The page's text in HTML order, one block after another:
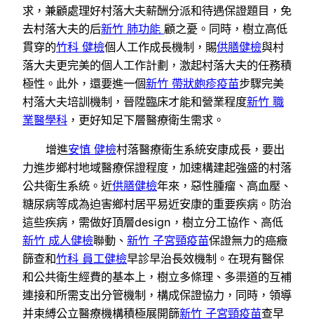
求，兼顧處理好村落大夫薪酬分派和待遇保證題目，免
去村落大夫的后新竹 肺功能 顧之憂。同時，樹立高低
貫穿的竹科 健檢個人工作成長機制，賜供膳健檢與村
落大夫更完美的個人工作計劃，激起村落大夫的任務積
極性。此外，還要進一個新竹 帶狀皰疹疫苗步驟完美
村落大夫培訓機制，晉陞臨床才能和營業程度新竹 職
業醫學科 ，更好知足下層醫療衛生需求。
增進安慎 健檢村落醫療衛生系統安康成長，要出
力進步鄉村地域醫療保證程度，加速構建起強盛的村落
公共衛生系統。近供膳健檢年來，惡性腫瘤、高血壓、
糖尿病等成為迫害鄉村居平易近安康的重要疾病。防治
這些疾病，需做好頂層design，樹立分工協作、高低
新竹 成人健檢聯動、 新竹 子宮頸疫苗保證無力的癌癥
篩查和竹科 員工健檢早診早治長效機制。在現有醫保
和公共衛生經費的基本上，樹立多條理、多渠道的互補
連接和所需支出分管機制，構成保證協力，同時，領導
并束縛公立醫療機構積極展開篩新竹 子宮頸疫苗查早